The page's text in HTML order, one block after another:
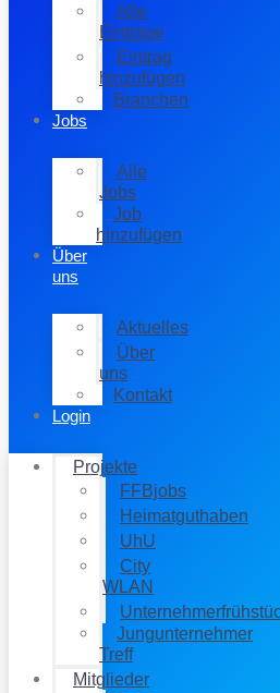
Alle
Einträge
Eintrag
hinzufügen
Branchen
Jobs
Alle
Jobs
Job
hinzufügen
Über
uns
Aktuelles
Über
uns
Kontakt
Login
Projekte
FFBjobs
Heimatguthaben
UhU
City
WLAN
Jungunternehmer
Treff
Mitglieder